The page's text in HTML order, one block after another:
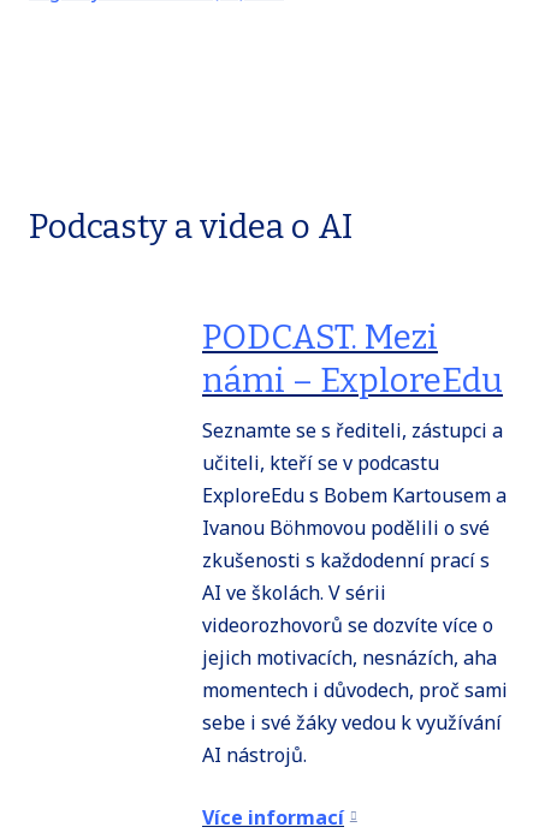
motivaci žáků hodnotnými cenami
Přejít na stránku
Podcasty a videa o AI
PODCAST. Mezi
námi – ExploreEdu
Seznamte se s řediteli, zástupci a
učiteli, kteří se v podcastu
ExploreEdu s Bobem Kartousem a
Ivanou Böhmovou podělili o své
zkušenosti s každodenní prací s
AI ve školách. V sérii
videorozhovorů se dozvíte více o
jejich motivacích, nesnázích, aha
momentech i důvodech, proč sami
sebe i své žáky vedou k využívání
AI nástrojů.
Více informací